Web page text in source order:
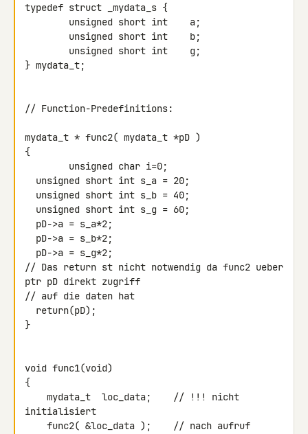
typedef struct _mydata_s {
} mydata_t;
// Function-Predefinitions:
mydata_t * func2( mydata_t *pD )
{
// Das return st nicht notwendig da func2 ueber
ptr pD direkt zugriff
// auf die daten hat
}
void func1(void)
{
initialisiert